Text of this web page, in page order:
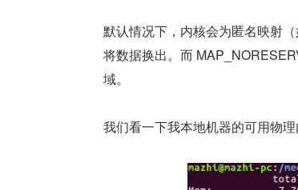
默认情况下，内核会为匿名映射
将数据换出。而
域。
我们看一下我本地机器的可用物